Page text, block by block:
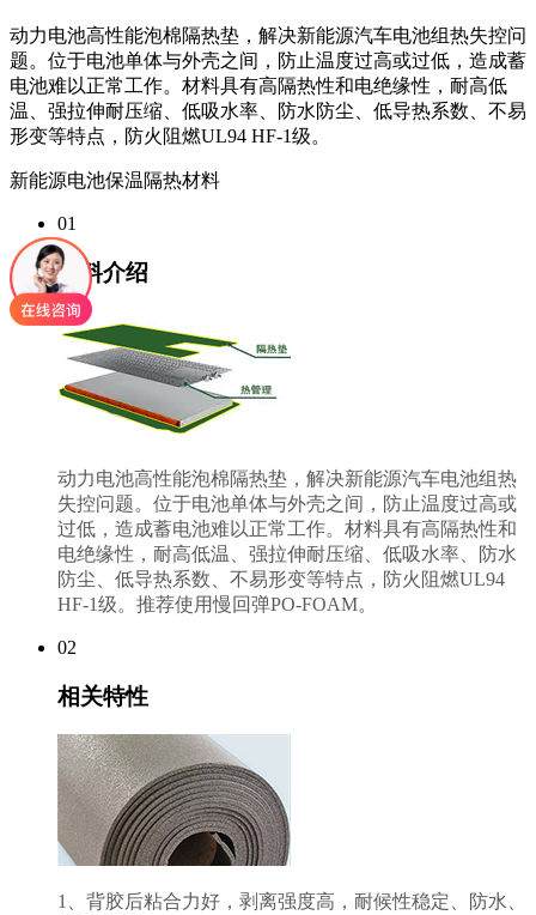
动力电池高性能泡棉隔热垫，解决新能源汽车电池组热失控问
题。位于电池单体与外壳之间，防止温度过高或过低，造成蓄
电池难以正常工作。材料具有高隔热性和电绝缘性，耐高低
温、强拉伸耐压缩、低吸水率、防水防尘、低导热系数、不易
形变等特点，防火阻燃UL94 HF-1级。
新能源电池保温隔热材料
01
材料介绍
动力电池高性能泡棉隔热垫，解决新能源汽车电池组热
失控问题。位于电池单体与外壳之间，防止温度过高或
过低，造成蓄电池难以正常工作。材料具有高隔热性和
电绝缘性，耐高低温、强拉伸耐压缩、低吸水率、防水
防尘、低导热系数、不易形变等特点，防火阻燃UL94
HF-1级。推荐使用慢回弹PO-FOAM。
02
相关特性
1、背胶后粘合力好，剥离强度高，耐候性稳定、防水、